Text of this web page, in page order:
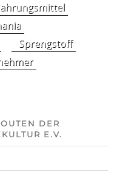
Sprengstoff
DER
E.V.